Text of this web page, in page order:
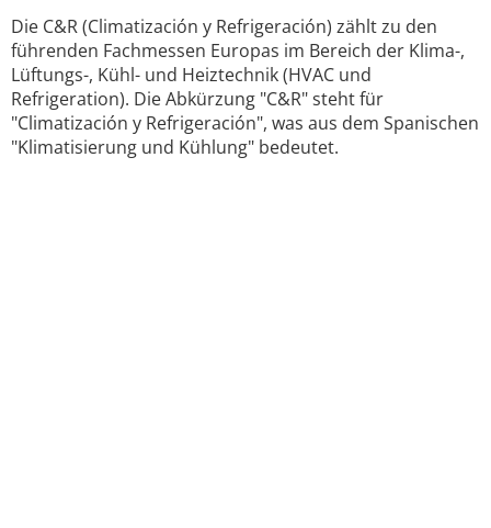
Die C&R (Climatización y Refrigeración) zählt zu den
führenden Fachmessen Europas im Bereich der Klima-,
Lüftungs-, Kühl- und Heiztechnik (HVAC und
Refrigeration). Die Abkürzung "C&R" steht für
"Climatización y Refrigeración", was aus dem Spanischen
"Klimatisierung und Kühlung" bedeutet.